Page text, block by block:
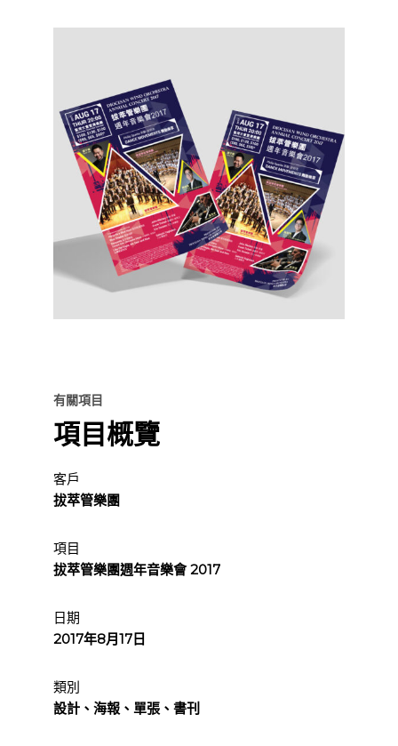
有關項目
項目概覽
客戶
拔萃管樂團
項目
拔萃管樂團週年音樂會 2017
日期
2017年8月17日
類別
設計、海報、單張、書刊